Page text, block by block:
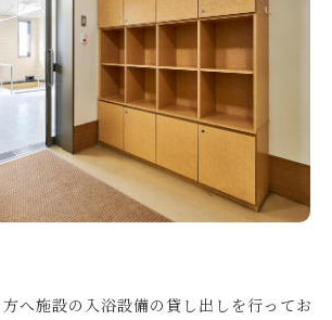
へ施設の入浴設備の貸し出しを行ってお